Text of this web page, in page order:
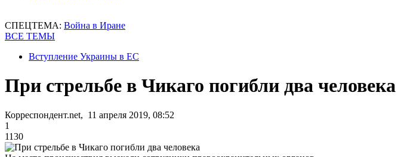
СПЕЦТЕМА: Война в Иране
ВСЕ ТЕМЫ
Вступление Украины в ЕС
При стрельбе в Чикаго погибли два человека
Корреспондент.net, 11 апреля 2019, 08:52
1
1130